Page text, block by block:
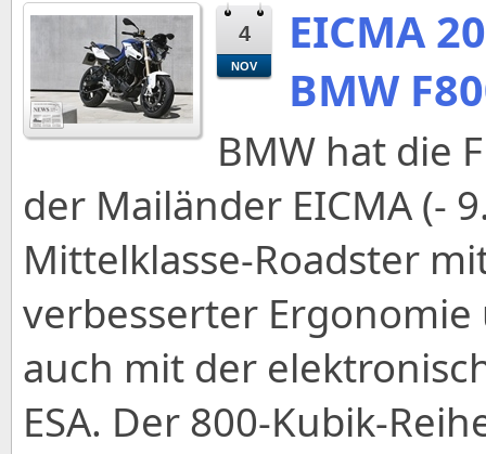
4
NOV
EICMA
BMW
BMW hat die
der Mailänder EICMA (-
Mittelklasse-Roadster
verbesserter
auch mit der
ESA. Der 800-Kubik-